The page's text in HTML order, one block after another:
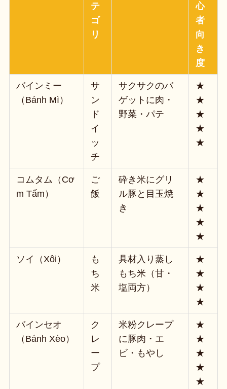
テ
ゴ
リ
心
者
向
き
度
バインミー
（Bánh Mì）
サ
ン
ド
イ
ッ
チ
サクサクのバ
ゲットに肉・
野菜・パテ
★
★
★
★
★
コムタム（Cơ
m Tấm）
ご
飯
砕き米にグリ
ル豚と目玉焼
き
★
★
★
★
★
ソイ（Xôi）
も
ち
米
具材入り蒸し
もち米（甘・
塩両方）
★
★
★
★
バインセオ
（Bánh Xèo）
ク
レ
ー
プ
米粉クレープ
に豚肉・エ
ビ・もやし
★
★
★
★
★